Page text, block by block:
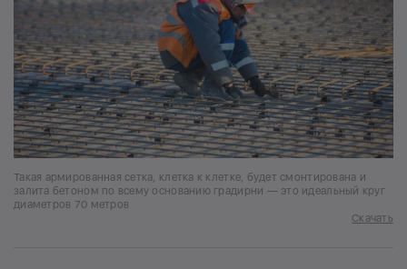
Такая армированная сетка, клетка к клетке, будет смонтирована и
залита бетоном по всему основанию градирни — это идеальный круг
диаметров 70 метров
Скачать